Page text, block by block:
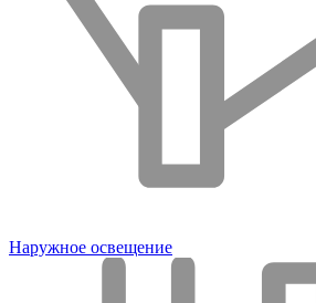
Наружное освещение